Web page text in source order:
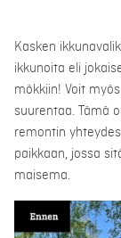
Kasken
ikkunoita eli
mökkiin! Voit
suurentaa. Tämä
remontin
paikkaan, jossa
maisema.